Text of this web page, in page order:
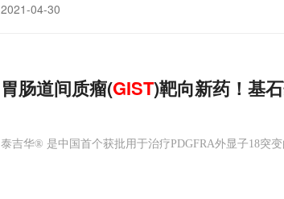
2021-04-30
胃肠道间质瘤(GIST)靶向新药！基
泰吉华® 是中国首个获批用于治疗PDGFRA外显子18突